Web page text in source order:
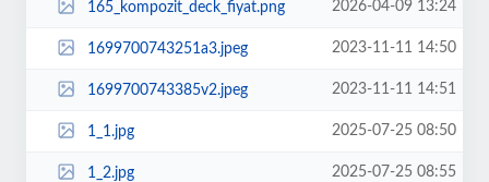
165_kompozit_deck_fiyat.png 2026-04-09 13:24
1699700743251a3.jpeg 2023-11-11 14:50
1699700743385v2.jpeg 2023-11-11 14:51
1_1.jpg 2025-07-25 08:50
1_2.jpg 2025-07-25 08:55